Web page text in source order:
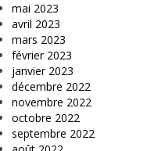
mai 2023
avril 2023
mars 2023
février 2023
janvier 2023
décembre 2022
novembre 2022
octobre 2022
septembre 2022